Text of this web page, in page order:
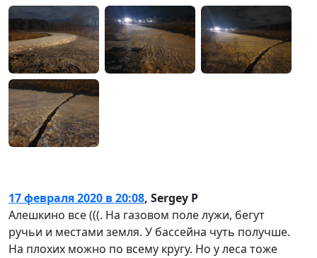
17 февраля 2020 в 20:08, Sergey P
Алешкино все (((. На газовом поле лужи, бегут
ручьи и местами земля. У бассейна чуть получше.
На плохих можно по всему кругу. Но у леса тоже